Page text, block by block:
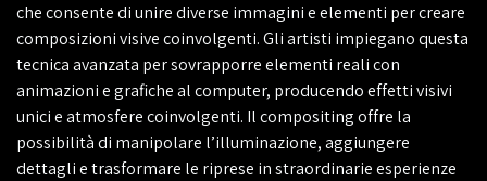
che consente di unire diverse immagini e elementi per creare
composizioni visive coinvolgenti. Gli artisti impiegano questa
tecnica avanzata per sovrapporre elementi reali con
animazioni e grafiche al computer, producendo effetti visivi
unici e atmosfere coinvolgenti. Il compositing offre la
possibilità di manipolare l’illuminazione, aggiungere
dettagli e trasformare le riprese in straordinarie esperienze